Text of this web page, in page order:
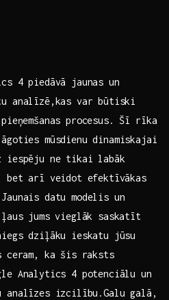
4 piedāvā jaunas un⁣
analīzē,kas var būtiski
pieņemšanas procesus. Šī rīka
mūsdienu dinamiskajai
ne tikai labāk⁤
bet arī veidot efektīvākas
​datu modelis ‍un
jums vieglāk saskatīt
‌dziļāku ieskatu jūsu
ceram, ka šis raksts
Analytics 4 potenciālu un
analīzes izcilību.Galu galā,